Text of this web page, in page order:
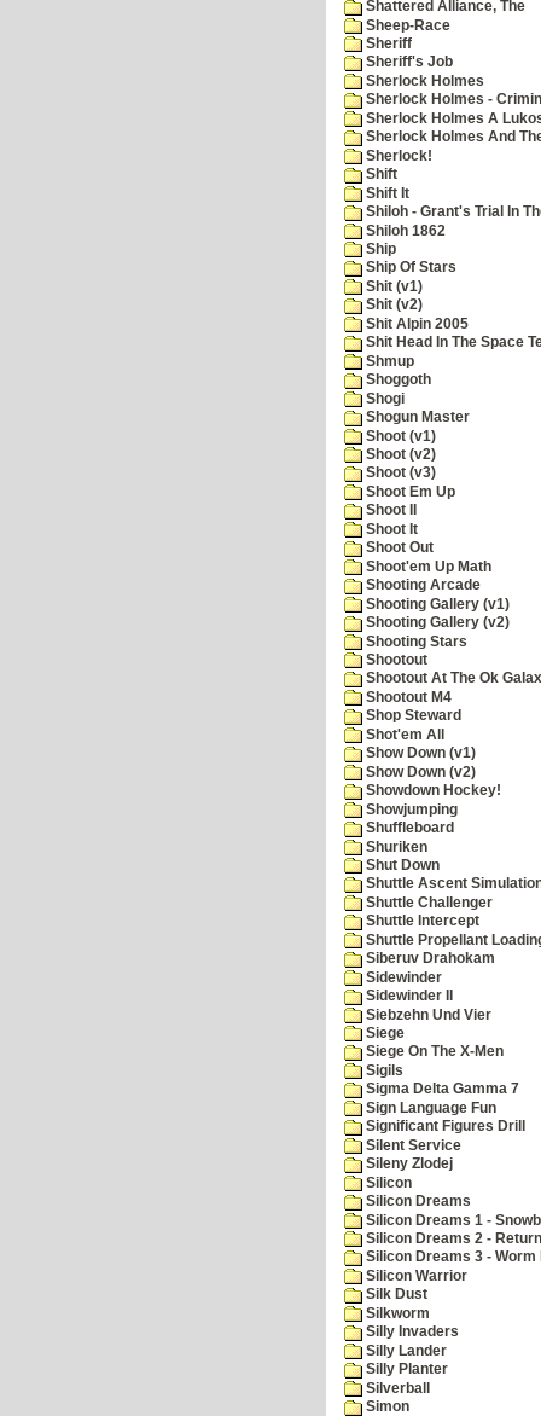
Shattered Alliance, The
Sheep-Race
Sheriff
Sheriff's Job
Sherlock Holmes
Sherlock Holmes -
Sherlock Holmes A
Sherlock Holmes And
Sherlock!
Shift
Shift It
Shiloh - Grant's Trial In
Shiloh 1862
Ship
Ship Of Stars
Shit (v1)
Shit (v2)
Shit Alpin 2005
Shit Head In The Space
Shmup
Shoggoth
Shogi
Shogun Master
Shoot (v1)
Shoot (v2)
Shoot (v3)
Shoot Em Up
Shoot II
Shoot It
Shoot Out
Shoot'em Up Math
Shooting Arcade
Shooting Gallery (v1)
Shooting Gallery (v2)
Shooting Stars
Shootout
Shootout At The Ok
Shootout M4
Shop Steward
Shot'em All
Show Down (v1)
Show Down (v2)
Showdown Hockey!
Showjumping
Shuffleboard
Shuriken
Shut Down
Shuttle Ascent
Shuttle Challenger
Shuttle Intercept
Shuttle Propellant
Siberuv Drahokam
Sidewinder
Sidewinder II
Siebzehn Und Vier
Siege
Siege On The X-Men
Sigils
Sigma Delta Gamma 7
Sign Language Fun
Significant Figures Drill
Silent Service
Sileny Zlodej
Silicon
Silicon Dreams
Silicon Dreams 1 -
Silicon Dreams 2 -
Silicon Dreams 3 - Worm
Silicon Warrior
Silk Dust
Silkworm
Silly Invaders
Silly Lander
Silly Planter
Silverball
Simon